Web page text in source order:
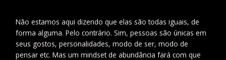
Não estamos aqui dizendo que elas são todas iguais, de
forma alguma. Pelo contrário. Sim, pessoas são únicas em
seus gostos, personalidades, modo de ser, modo de
pensar etc. Mas um mindset de abundância fará com que